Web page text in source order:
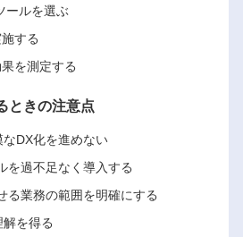
ールを選ぶ
する
を測定する
ときの注意点
DX化を進めない
を過不足なく導入する
る業務の範囲を明確にする
を得る